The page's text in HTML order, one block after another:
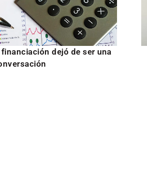
dejó de ser una